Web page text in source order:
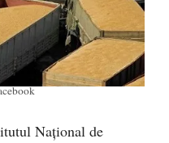
Naţional de